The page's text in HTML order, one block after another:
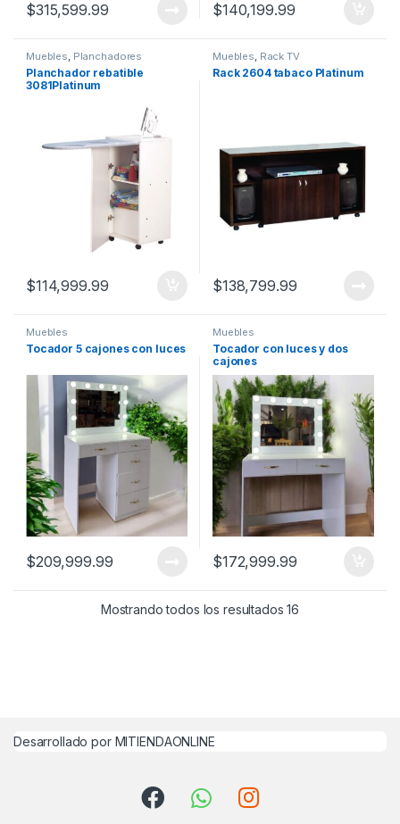
$315,599.99 $140,199.99
Muebles, Planchadores
Planchador rebatible
3081Platinum
$114,999.99
Muebles, Rack TV
Rack 2604 tabaco Platinum
$138,799.99
Muebles
Tocador 5 cajones con luces
$209,999.99
Muebles
Tocador con luces y dos
cajones
$172,999.99
Mostrando todos los resultados 16
Desarrollado por MITIENDAONLINE